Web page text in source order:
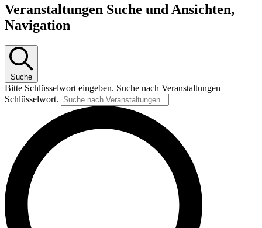
Veranstaltungen
Veranstaltungen Suche und Ansichten,
Navigation
Suche
Bitte Schlüsselwort eingeben. Suche nach Veranstaltungen
Schlüsselwort.